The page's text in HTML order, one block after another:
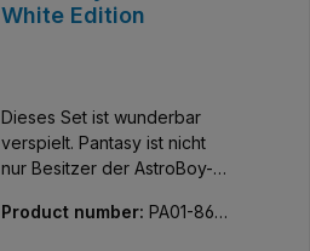
White Edition
Dieses Set ist wunderbar
verspielt. Pantasy ist nicht
nur Besitzer der AstroBoy-
sehr gute Sets aus
Product number: PA01-862